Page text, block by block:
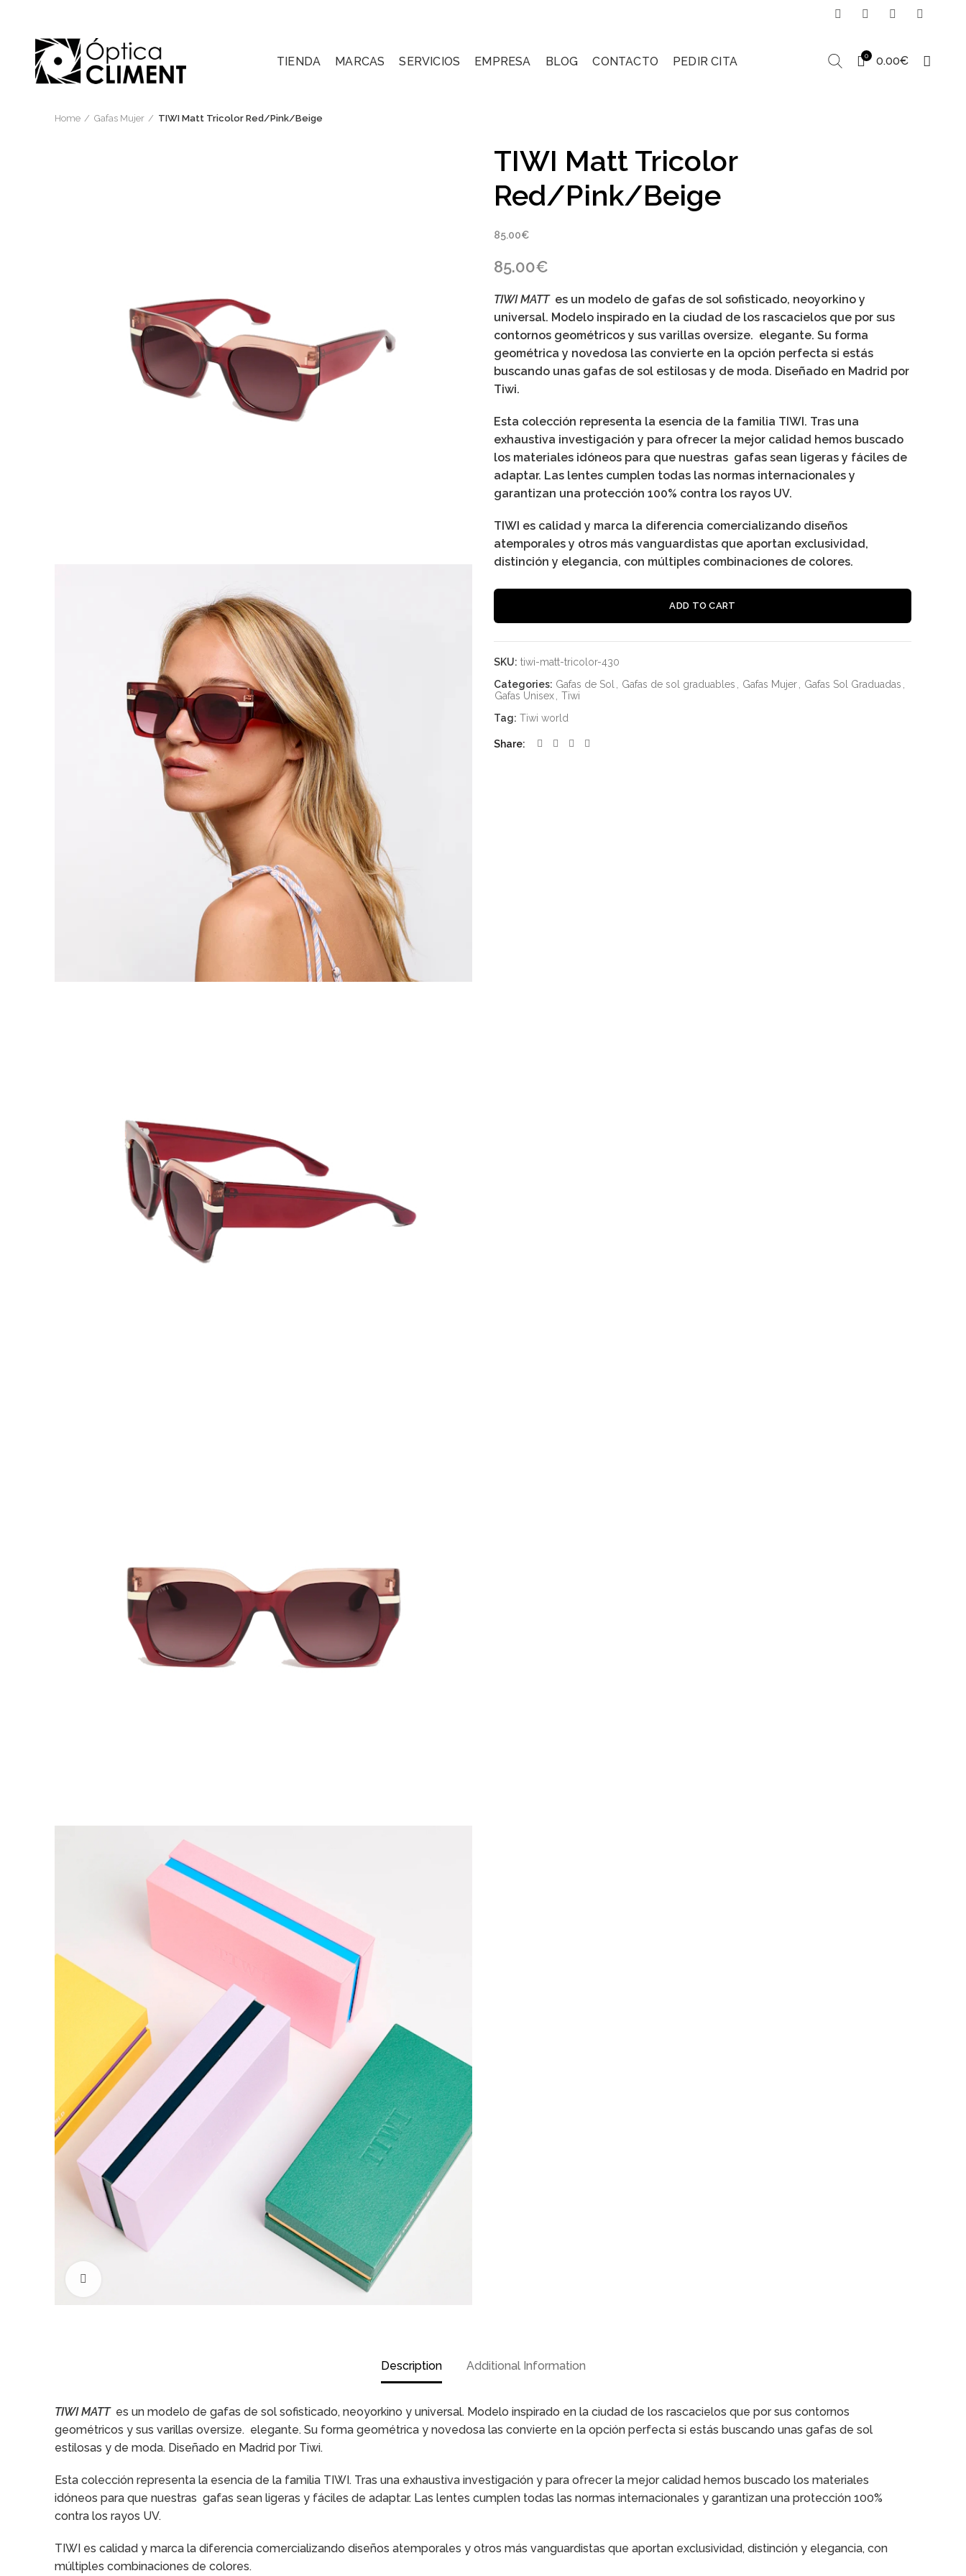
TIENDA MARCAS SERVICIOS EMPRESA BLOG CONTACTO PEDIR CITA 0 0.00€
Home Gafas Mujer TIWI Matt Tricolor Red/Pink/Beige
TIWI Matt Tricolor
Red/Pink/Beige
85.00€
85.00€
TIWI MATTes un modelo de gafas de sol sofisticado, neoyorkino y
universal. Modelo inspirado en la ciudad de los rascacielos que por sus
contornos geométricos y sus varillas oversize. elegante. Su forma
geométrica y novedosa las convierte en la opción perfecta si estás
buscando unas gafas de sol estilosas y de moda. Diseñado en Madrid por
Tiwi.
Esta colección representa la esencia de la familia TIWI. Tras una
exhaustiva investigación y para ofrecer la mejor calidad hemos buscado
los materiales idóneos para que nuestras gafas sean ligeras y fáciles de
adaptar. Las lentes cumplen todas las normas internacionales y
garantizan una protección 100% contra los rayos UV.
TIWI es calidad y marca la diferencia comercializando diseños
atemporales y otros más vanguardistas que aportan exclusividad,
distinción y elegancia, con múltiples combinaciones de colores.
ADD TO CART
SKU: tiwi-matt-tricolor-430
Categories: Gafas de Sol Gafas de sol graduables Gafas Mujer Gafas Sol Graduadas
Gafas Unisex
Tiwi
Tag: Tiwi world
Share
Description Additional Information
TIWI MATTes un modelo de gafas de sol sofisticado, neoyorkino y universal. Modelo inspirado en la ciudad de los rascacielos que por sus contornos
geométricos y sus varillas oversize. elegante. Su forma geométrica y novedosa las convierte en la opción perfecta si estás buscando unas gafas de sol
estilosas y de moda. Diseñado en Madrid por Tiwi.
Esta colección representa la esencia de la familia TIWI. Tras una exhaustiva investigación y para ofrecer la mejor calidad hemos buscado los materiales
idóneos para que nuestras gafas sean ligeras y fáciles de adaptar. Las lentes cumplen todas las normas internacionales y garantizan una protección 100%
contra los rayos UV.
TIWI es calidad y marca la diferencia comercializando diseños atemporales y otros más vanguardistas que aportan exclusividad, distinción y elegancia, con
múltiples combinaciones de colores.